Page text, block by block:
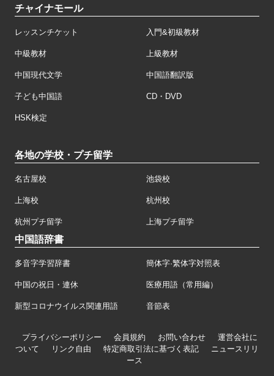
チャイナモール
レッスンチケット 入門&初級教材
中級教材 上級教材
中国現代文学 中国語翻訳版
子ども中国語 CD・DVD
HSK検定
各地の学校・プチ留学
名古屋校 池袋校
上海校 杭州校
杭州プチ留学 上海プチ留学
中国語辞書
多音字学習辞書 簡体字·繁体字対照表
中国の祝日・連休 医療用語（常用編）
新型コロナウイルス関連用語 音節表
プライバシーポリシー 会員規約 お問い合わせ
運営会社に
ついて
リンク自由 特定商取引法に基づく表記
ニュースリリ
ース